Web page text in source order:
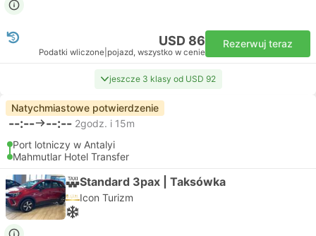
USD 86
Podatki wliczone pojazd, wszystko w cenie
Rezerwuj teraz
jeszcze 3 klasy od USD 92
Natychmiastowe potwierdzenie
--:-- --:-- 2godz. i 15m
Port lotniczy w Antalyi
Mahmutlar Hotel Transfer
Standard 3pax | Taksówka
Icon Turizm